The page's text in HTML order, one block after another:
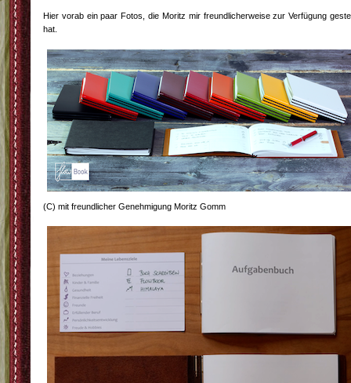
Hier vorab ein paar Fotos, die Moritz mir freundlicherweise zur Verfügung
hat.
(C) mit freundlicher Genehmigung Moritz Gomm